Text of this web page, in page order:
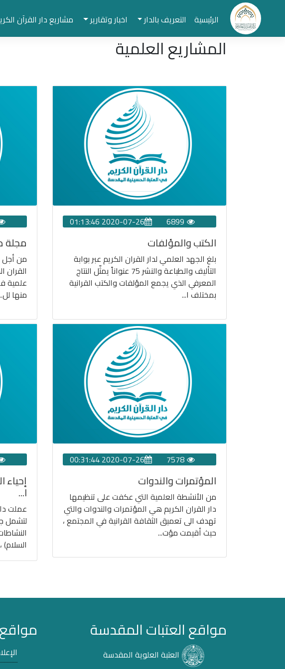
الرئيسية التعريف بالدار اخبار وتقارير مشاريع دار القرآن
المشاريع العلمية
6899
2020-07-26 01:13:46
الكتب والمؤلفات
بلغ الجهد العلمي لدار القران الكريم عبر بوابة
التأليف والطباعة والنشر 75 عنواناً يمثّل النتاج
المعرفي الذي يجمع المؤلفات والكتب القرانية
بمختلف ا...
مجلة
من أجل
القران
علمية
منها
7578
2020-07-26 00:31:44
المؤتمرات والندوات
من الأنشطة العلمية التي عكفت على تنظيمها
دار القران الكريم هي المؤتمرات والندوات والتي
تهدف الى تعميق الثقافة القرانية في المجتمع ،
حيث أقيمت مؤت...
إحياء
ا...
عملت
لتشمل
مواقع العتبات المقدسة
العتبة العلوية المقدسة
مواقع